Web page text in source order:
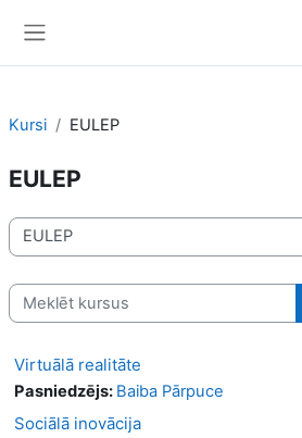
Kursi EULEP
EULEP
Kursu kategorijas
Meklēt kursus
Virtuālā realitāte
Pasniedzējs: Baiba Pārpuce
Sociālā inovācija